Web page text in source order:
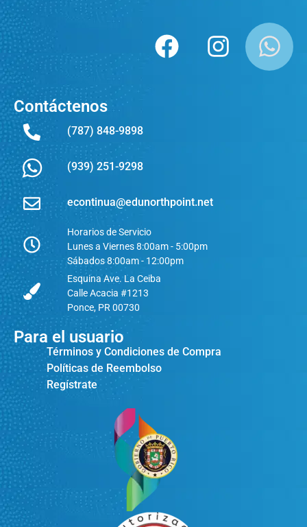
Contáctenos
(787) 848-9898
(939) 251-9298
econtinua@edunorthpoint.net
Horarios de Servicio
Lunes a Viernes 8:00am - 5:00pm
Sábados 8:00am - 12:00pm
Esquina Ave. La Ceiba
Calle Acacia #1213
Ponce, PR 00730
Para el usuario
Términos y Condiciones de Compra
Políticas de Reembolso
Regístrate